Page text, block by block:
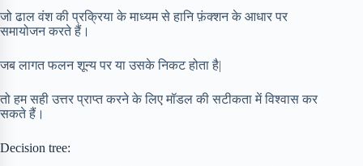
जो ढाल वंश की प्रक्रिया के माध्यम से हानि फ़ंक्शन के आधार पर
समायोजन करते हैं।
जब लागत फलन शून्य पर या उसके निकट होता है|
तो हम सही उत्तर प्राप्त करने के लिए मॉडल की सटीकता में विश्वास कर
सकते हैं।
Decision tree: